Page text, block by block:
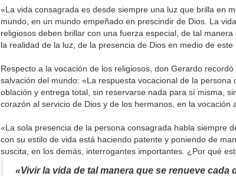
«La vida consagrada es desde siempre una luz que brilla en
mundo, en un mundo empeñado en prescindir de Dios. La
religiosos deben brillar con una fuerza especial, de tal
la realidad de la luz, de la presencia de Dios en medio de este
Respecto a la vocación de los religiosos, don Gerardo
salvación del mundo: «La respuesta vocacional de la persona
oblación y entrega total, sin reservarse nada para sí misma,
corazón al servicio de Dios y de los hermanos, en la vocación
«La sola presencia de la persona consagrada habla siempre
con su estilo de vida está haciendo patente y poniendo de
suscita, en los demás, interrogantes importantes. ¿Por qué
«Vivir la vida de tal manera que se renueve cada